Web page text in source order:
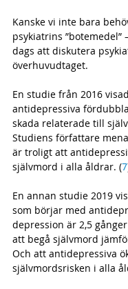
Kanske vi inte bara
psykiatrins ”botemedel”
dags att diskutera
överhuvudtaget.
En studie från 2016
antidepressiva
skada relaterade till
Studiens författare
är troligt att
självmord i alla åldrar. (7
En annan studie 2019
som börjar med
depression är 2,5
att begå självmord
Och att antidepressiva
självmordsrisken i alla